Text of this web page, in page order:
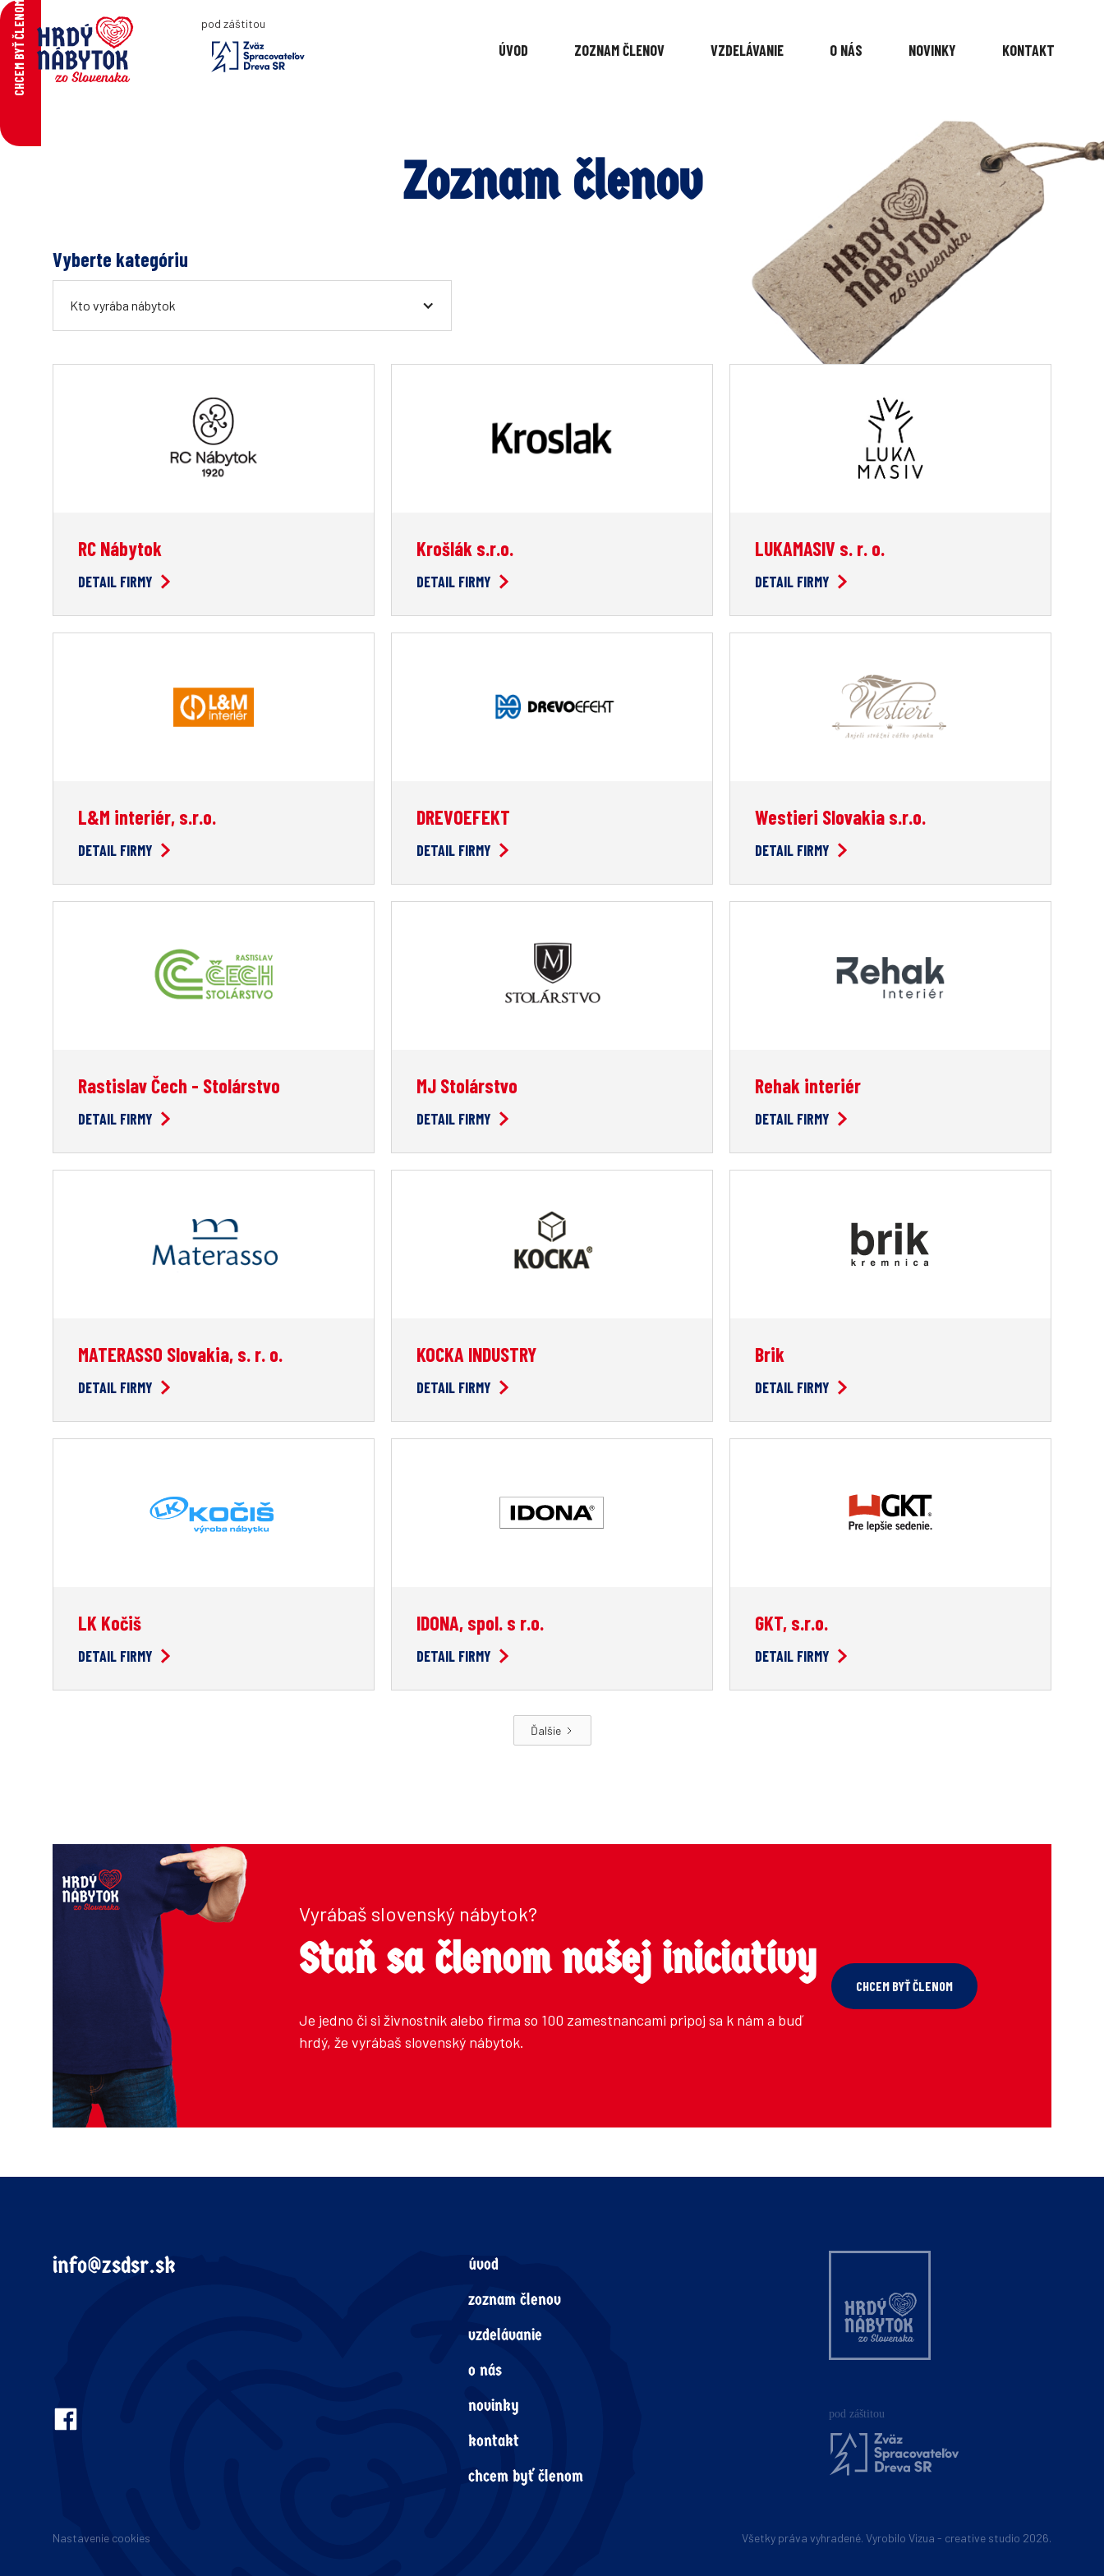
CHCEM BYŤ ČLENOM pod záštitou
ÚVOD ZOZNAM ČLENOV VZDELÁVANIE O NÁS NOVINKY KONTAKT
Zoznam členov
Vyberte kategóriu
Kto vyrába nábytok
RC Nábytok
DETAIL FIRMY
Krošlák s.r.o.
DETAIL FIRMY
LUKAMASIV s. r. o.
DETAIL FIRMY
L&M interiér, s.r.o.
DETAIL FIRMY
DREVOEFEKT
DETAIL FIRMY
Westieri Slovakia s.r.o.
DETAIL FIRMY
Rastislav Čech - Stolárstvo
DETAIL FIRMY
MJ Stolárstvo
DETAIL FIRMY
Rehak interiér
DETAIL FIRMY
MATERASSO Slovakia, s. r. o.
DETAIL FIRMY
KOCKA INDUSTRY
DETAIL FIRMY
Brik
DETAIL FIRMY
LK Kočiš
DETAIL FIRMY
IDONA, spol. s r.o.
DETAIL FIRMY
GKT, s.r.o.
DETAIL FIRMY
Ďalšie
Vyrábaš slovenský nábytok?
Staň sa členom našej iniciatívy
Je jedno či si živnostník alebo firma so 100 zamestnancami pripoj sa k nám a buď
hrdý, že vyrábaš slovenský nábytok.
CHCEM BYŤ ČLENOM
info@zsdsr.sk
úvod
zoznam členov
vzdelávanie
o nás
novinky
kontakt
chcem byť členom
Nastavenie cookies Všetky práva vyhradené. Vyrobilo Vizua - creative studio 2026.